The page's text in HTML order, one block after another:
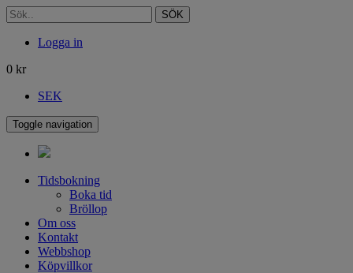
SÖK
Logga in
0 kr
SEK
Toggle navigation
Tidsbokning
Boka tid
Bröllop
Om oss
Kontakt
Webbshop
Köpvillkor